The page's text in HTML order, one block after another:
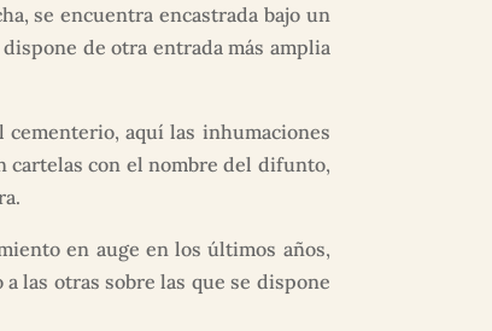
se encuentra encastrada bajo un
de otra entrada más amplia
aquí las inhumaciones
cartelas con el nombre del difunto,
en auge en los últimos años,
las otras sobre las que se dispone